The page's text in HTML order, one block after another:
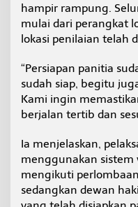
t
a
r
hampir rampung.
mulai dari perangkat
lokasi penilaian telah
“Persiapan panitia
sudah siap, begitu
Kami ingin
berjalan tertib dan
Ia menjelaskan,
menggunakan sistem
mengikuti
sedangkan dewan